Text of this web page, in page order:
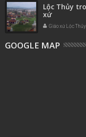
Lộc Thủy
xứ
Giáo xứ Lộc Thủy
GOOGLE MAP